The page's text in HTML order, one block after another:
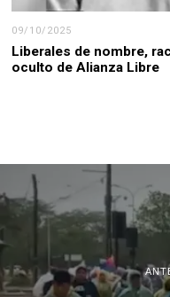
09/10/2025
Liberales de nombre,
oculto de Alianza Libre